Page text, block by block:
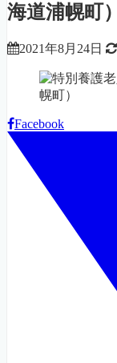
海道浦幌町）
2021年8月24日
Facebook